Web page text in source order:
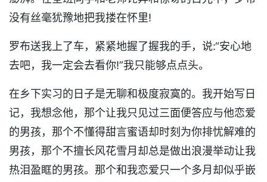
没有丝毫犹豫地把我搂在怀里!
罗布送我上了车，紧紧地握了握我的手，说:“安心地
去吧，我一定会去看你!”我只能够点点头。
在乡下实习的日子是无聊和极度寂寞的。我开始写日
记，我想念他，那个让我只见过三面便答应与他恋爱
的男孩，那个不懂得甜言蜜语却时刻为你排忧解难的
男孩，那个不擅长风花雪月却总是做出浪漫举动让我
热泪盈眶的男孩。那个和我恋爱只一个多月却似乎嵌